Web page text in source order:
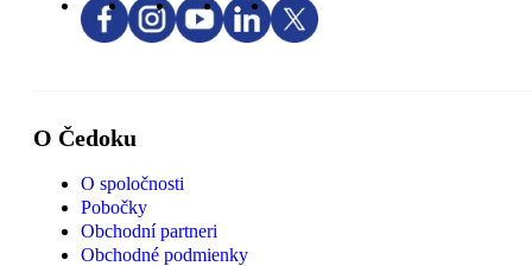
O Čedoku
O spoločnosti
Pobočky
Obchodní partneri
Obchodné podmienky